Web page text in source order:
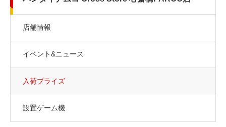
店舗情報
イベント&ニュース
入荷プライズ
設置ゲーム機